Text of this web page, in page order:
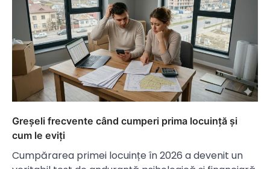
Greșeli frecvente când cumperi prima locuință și
cum le eviți
Cumpărarea primei locuințe în 2026 a devenit un